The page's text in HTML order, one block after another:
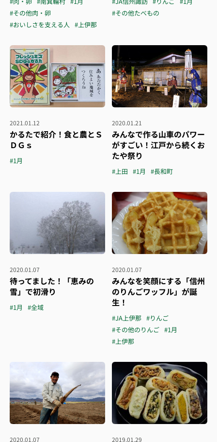
#その他肉・卵
#おいしさを支える人 #上伊那
#その他たべもの
2021.01.12
かるたで紹介！食と農とＳ
ＤＧｓ
#1月
2020.01.21
みんなで作る山車のパワー
がすごい！江戸から続くお
たや祭り
#上田 #1月 #長和町
2020.01.07
待ってました！「恵みの
雪」で初滑り
#1月 #全域
2020.01.07
みんなを笑顔にする「信州
のりんごワッフル」が誕
生！
#JA上伊那 #りんご
#その他のりんご #1月
#上伊那
2020.01.07 2019.01.29